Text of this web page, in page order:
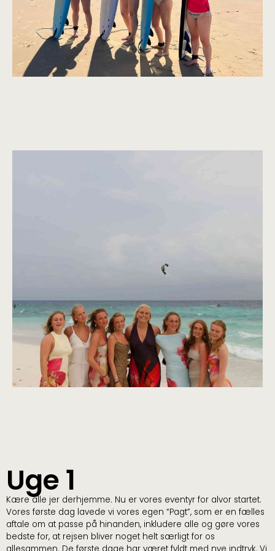
Uge 1
Kære alle jer derhjemme. Nu er vores eventyr for alvor startet.
Vores første dag lavede vi vores egen “Pagt”, som er en fælles
aftale om at passe på hinanden, inkludere alle og gøre vores
bedste for, at rejsen bliver noget helt særligt for os